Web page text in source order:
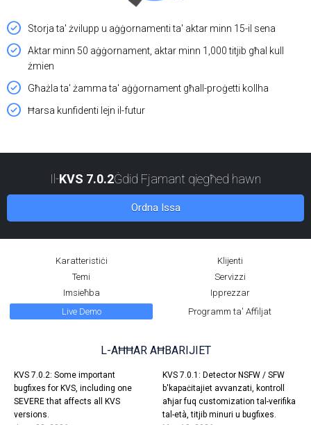
Storja ta' żvilupp u aġġornamenti ta' aktar minn 15-il sena
Aktar minn 50 aġġornament, aktar minn 1,000 titjib għal kull
żmien
Għażla ta' żamma ta' aġġornament għall-proġetti kollha
Ħarsa kunfidenti lejn il-futur
Il-KVS 7.0.2Ġdid Fjamant qiegħed hawn
Ordna Issa
Karatteristiċi
Klijenti
Temi
Servizzi
Imsieħba
Ipprezzar
Live Demo
Programm ta' Affiljat
L-AĦĦAR AĦBARIJIET
KVS 7.0.2: Some important
bugfixes for KVS, including one
SEVERE that affects all KVS
versions.
KVS 7.0.1: Detector NSFW / SFW
b'kapaċitajiet avvanzati, kontroll
aħjar fuq customization tal-verifika
tal-età, titjib minuri u bugfixes.